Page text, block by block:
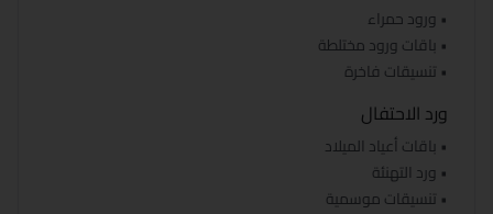
• ورود حمراء
• باقات ورود مختلطة
• تنسيقات فاخرة
ورد الاحتفال
• باقات أعياد الميلاد
• ورد التهنئة
• تنسيقات موسمية